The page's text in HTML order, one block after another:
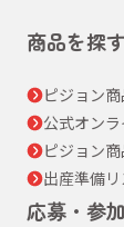
商品を探
ピジョン
公式オン
ピジョン
出産準備リ
応募・参